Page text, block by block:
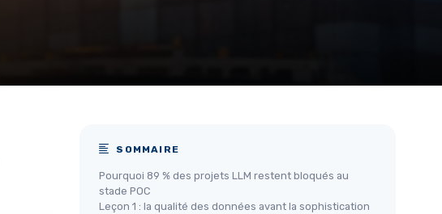
SOMMAIRE
Pourquoi 89 % des projets LLM restent bloqués au
stade POC
Leçon 1 : la qualité des données avant la sophistication